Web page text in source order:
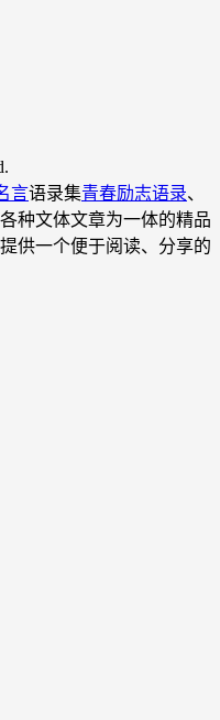
言语录集青春励志语录、
种文体文章为一体的精品
供一个便于阅读、分享的